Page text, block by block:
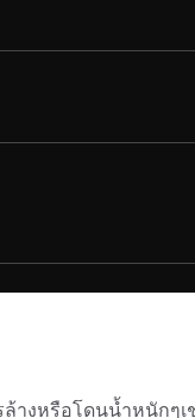
งหรือโดนน้ำหนักๆเ